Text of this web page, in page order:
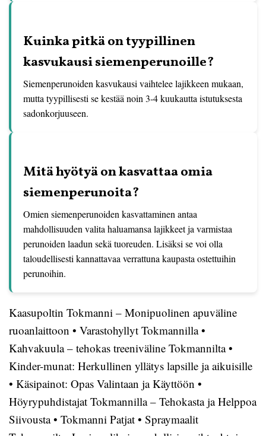
Kuinka pitkä on tyypillinen
kasvukausi siemenperunoille?
Siemenperunoiden kasvukausi vaihtelee lajikkeen mukaan,
mutta tyypillisesti se kestää noin 3-4 kuukautta istutuksesta
sadonkorjuuseen.
Mitä hyötyä on kasvattaa omia
siemenperunoita?
Omien siemenperunoiden kasvattaminen antaa
mahdollisuuden valita haluamansa lajikkeet ja varmistaa
perunoiden laadun sekä tuoreuden. Lisäksi se voi olla
taloudellisesti kannattavaa verrattuna kaupasta ostettuihin
perunoihin.
Kaasupoltin Tokmanni – Monipuolinen apuväline
ruoanlaittoon • Varastohyllyt Tokmannilla•
Kahvakuula – tehokas treeniväline Tokmannilta•
Kinder-munat: Herkullinen yllätys lapsille ja aikuisille
• Käsipainot: Opas Valintaan ja Käyttöön •
Höyrypuhdistajat Tokmannilla – Tehokasta ja Helppoa
Siivousta• Tokmanni Patjat • Spraymaalit